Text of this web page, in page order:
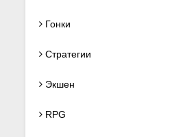
Гонки
Стратегии
Экшен
RPG